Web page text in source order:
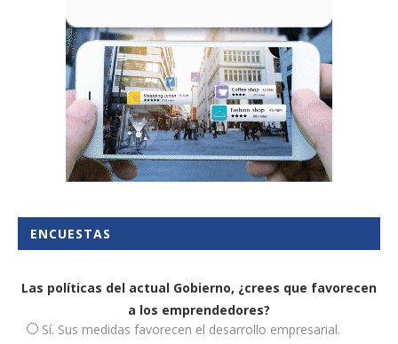
ENCUESTAS
Las políticas del actual Gobierno, ¿crees que favorecen
a los emprendedores?
Sí. Sus medidas favorecen el desarrollo empresarial.